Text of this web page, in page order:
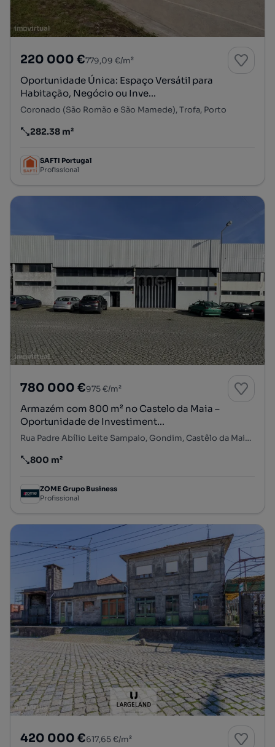
220 000 €779,09 €/m²
Oportunidade Única: Espaço Versátil para
Habitação, Negócio ou Inve...
Coronado (São Romão e São Mamede), Trofa, Porto
Preço por metro quadrado
282.38 m²
SAFTI Portugal
Profissional
780 000 €975 €/m²
Armazém com 800 m² no Castelo da Maia –
Oportunidade de Investiment...
Rua Padre Abílio Leite Sampaio, Gondim, Castêlo da Maia, Maia, Porto
Preço por metro quadrado
800 m²
ZOME Grupo Business
Profissional
420 000 €617,65 €/m²